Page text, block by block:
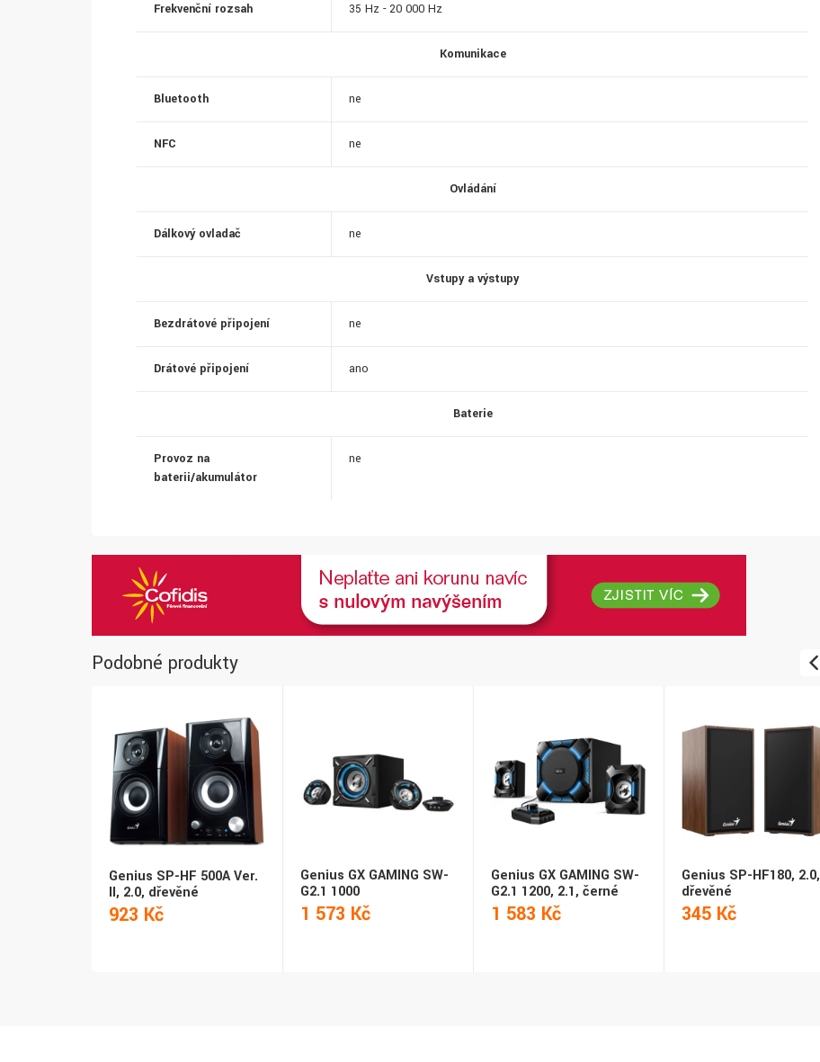
Frekvenční rozsah 35 Hz - 20 000 Hz
Komunikace
Bluetooth ne
NFC ne
Ovládání
Dálkový ovladač ne
Vstupy a výstupy
Bezdrátové připojení ne
Drátové připojení ano
Baterie
Provoz na
baterii/akumulátor
ne
Podobné produkty
Genius SP-HF 500A Ver.
II, 2.0, dřevěné
923 Kč
Genius GX GAMING SW-
G2.1 1000
1 573 Kč
Genius GX GAMING SW-
G2.1 1200, 2.1, černé
1 583 Kč
Genius SP-HF180, 2.0,
dřevěné
345 Kč